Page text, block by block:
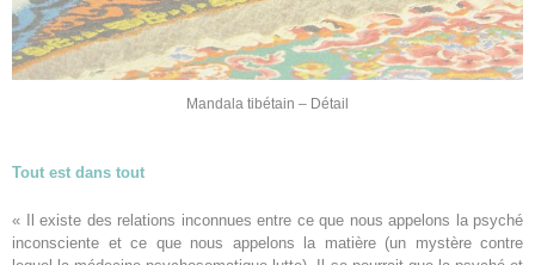
Mandala tibétain – Détail
Tout est dans tout
« Il existe des relations inconnues entre ce que nous appelons la psyché
inconsciente et ce que nous appelons la matière (un mystère contre